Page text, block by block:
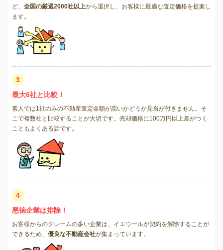
ど、 全国の厳選2000社以上から選択し、お客様に最適な査定価格を提案し
ます。
3
最大6社と比較！
素人では1社のみの不動産査定金額が高いかどうか見当が付きません。そ
こで複数社と比較することが大切です。売却価格に100万円以上差がつく
こともよくある話です。
4
悪徳企業は排除！
お客様からのクレームの多い企業は、イエウールが契約を解除することが
できるため、 優良な不動産会社が集まっています。